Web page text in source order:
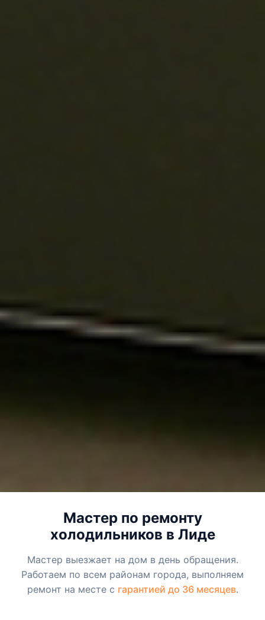
Мастер по ремонту
холодильников в Лиде
Мастер выезжает на дом в день обращения.
Работаем по всем районам города, выполняем
ремонт на месте с гарантией до 36 месяцев.